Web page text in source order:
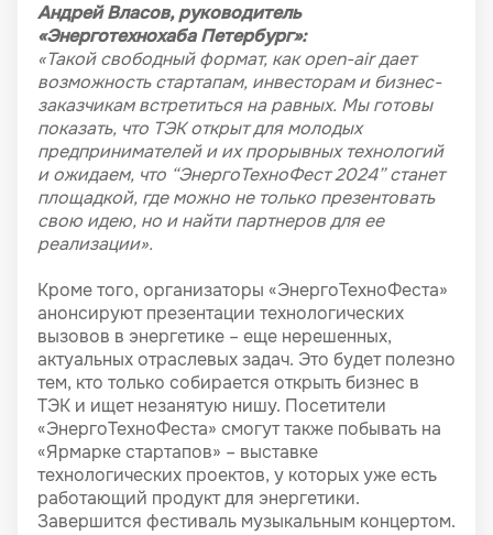
Андрей Власов, руководитель
«Энерготехнохаба Петербург»:
«Такой свободный формат, как open-air дает
возможность стартапам, инвесторам и бизнес-
заказчикам встретиться на равных. Мы готовы
показать, что ТЭК открыт для молодых
предпринимателей и их прорывных технологий
и ожидаем, что “ЭнергоТехноФест 2024” станет
площадкой, где можно не только презентовать
свою идею, но и найти партнеров для ее
реализации».
Кроме того, организаторы «ЭнергоТехноФеста»
анонсируют презентации технологических
вызовов в энергетике – еще нерешенных,
актуальных отраслевых задач. Это будет полезно
тем, кто только собирается открыть бизнес в
ТЭК и ищет незанятую нишу. Посетители
«ЭнергоТехноФеста» смогут также побывать на
«Ярмарке стартапов» – выставке
технологических проектов, у которых уже есть
работающий продукт для энергетики.
Завершится фестиваль музыкальным концертом.